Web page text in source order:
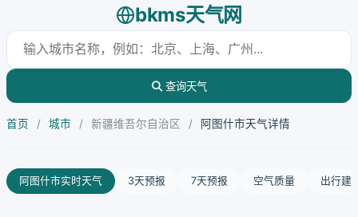
bkms天气网
查询天气
首页 / 城市 / 新疆维吾尔自治区 / 阿图什市天气详情
阿图什市实时天气 3天预报 7天预报 空气质量 出行建